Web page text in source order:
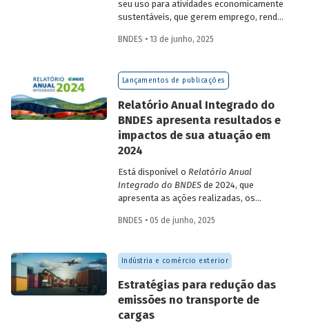
seu uso para atividades economicamente
sustentáveis, que gerem emprego, renda
vive nessas regiões, não são excludentes.
desafio para a gestão e preservação das
florestas e da possibilidade de utilização
privado para viabilizar o desenvolvimento
sustentável nessas regiões.
BNDES • 13 de junho, 2025
Lançamentos de publicações
Relatório Anual Integrado do
BNDES apresenta resultados e
impactos de sua atuação em
2024
Está disponível o Relatório Anual
Integrado do BNDESde 2024, que
apresenta as ações realizadas, os
sua atuação no ano passado. O
contribuiu com a retomada do
crescimento do país, tendo se fortalecido
como grande vetor da
neoindustrialização e do fomento à
inovação, à transição energética, à
economia verde e aos investimentos de
BNDES • 05 de junho, 2025
Indústria e comércio exterior
Estratégias para redução das
emissões no transporte de
cargas